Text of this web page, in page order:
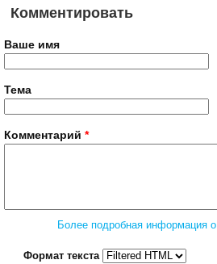
Комментировать
Ваше имя
Тема
Комментарий *
Более подробная информация
Формат текста